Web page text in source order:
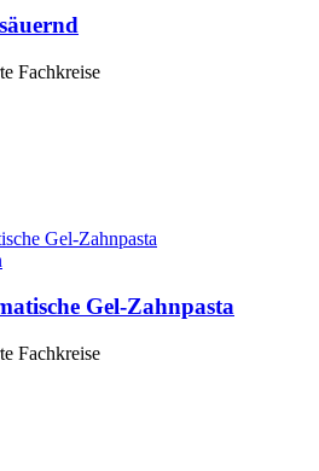
Fachkreise
Gel-Zahnpasta
Fachkreise